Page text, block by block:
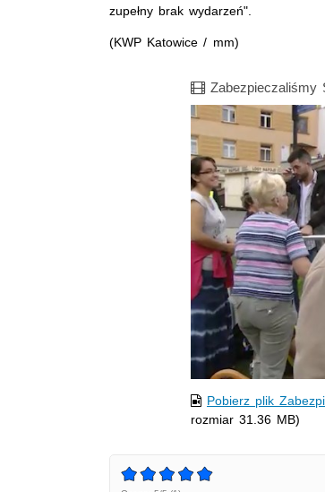
zupełny brak wydarzeń".
(KWP Katowice / mm)
Film
Zabezpieczaliśmy
Opis filmu:
Pobierz plik
rozmiar 31.36 MB)